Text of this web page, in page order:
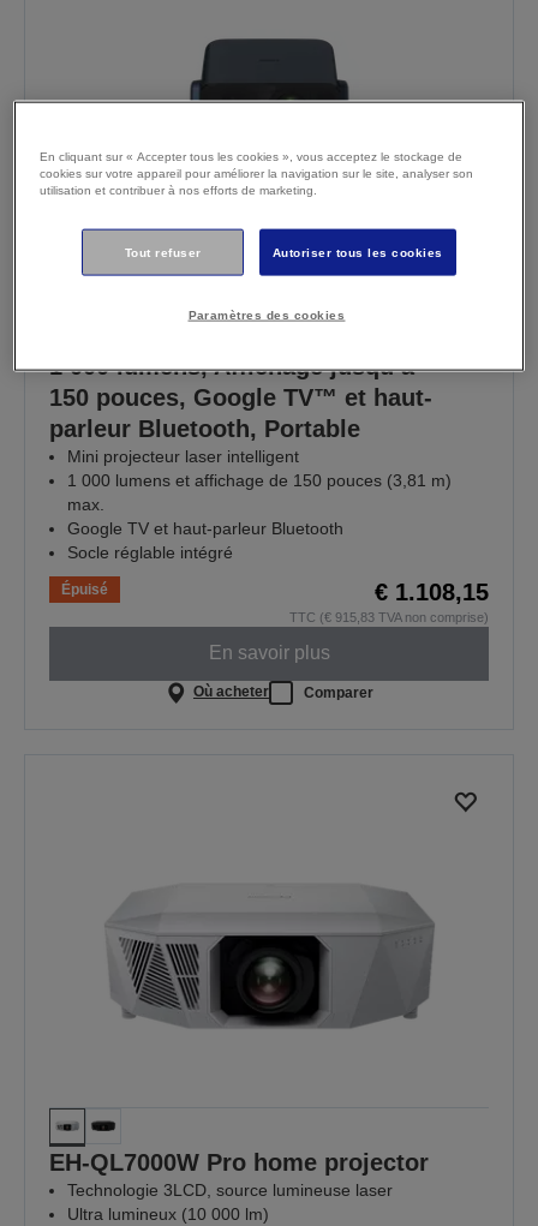
1 000 lumens, Affichage jusqu’à
150 pouces, Google TV™ et haut-
parleur Bluetooth, Portable
Mini projecteur laser intelligent
1 000 lumens et affichage de 150 pouces (3,81 m)
max.
Google TV et haut-parleur Bluetooth
Socle réglable intégré
Épuisé € 1.108,15
TTC (€ 915,83 TVA non comprise)
En savoir plus
Où acheter Comparer
EH-QL7000W Pro home projector
Technologie 3LCD, source lumineuse laser
Ultra lumineux (10 000 lm)
En cliquant sur « Accepter tous les cookies », vous acceptez le stockage de
cookies sur votre appareil pour améliorer la navigation sur le site, analyser son
utilisation et contribuer à nos efforts de marketing.
Tout refuser Autoriser tous les cookies
Paramètres des cookies